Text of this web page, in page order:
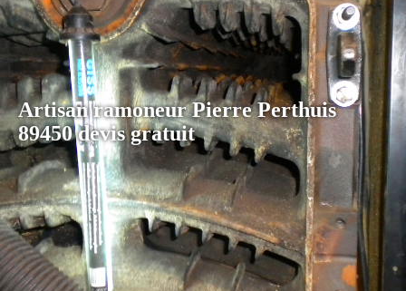
Artisan ramoneur Pierre Perthuis
89450 devis gratuit